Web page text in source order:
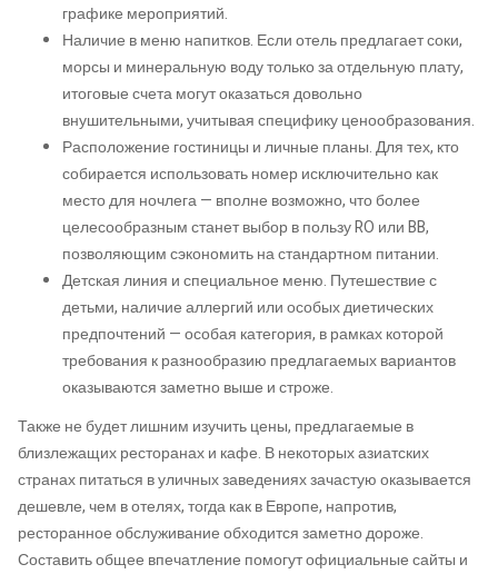
графике мероприятий.
Наличие в меню напитков. Если отель предлагает соки,
морсы и минеральную воду только за отдельную плату,
итоговые счета могут оказаться довольно
внушительными, учитывая специфику ценообразования.
Расположение гостиницы и личные планы. Для тех, кто
собирается использовать номер исключительно как
место для ночлега — вполне возможно, что более
целесообразным станет выбор в пользу RO или BB,
позволяющим сэкономить на стандартном питании.
Детская линия и специальное меню. Путешествие с
детьми, наличие аллергий или особых диетических
предпочтений — особая категория, в рамках которой
требования к разнообразию предлагаемых вариантов
оказываются заметно выше и строже.
Также не будет лишним изучить цены, предлагаемые в
близлежащих ресторанах и кафе. В некоторых азиатских
странах питаться в уличных заведениях зачастую оказывается
дешевле, чем в отелях, тогда как в Европе, напротив,
ресторанное обслуживание обходится заметно дороже.
Составить общее впечатление помогут официальные сайты и